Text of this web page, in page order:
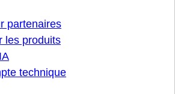
partenaires
les produits
technique